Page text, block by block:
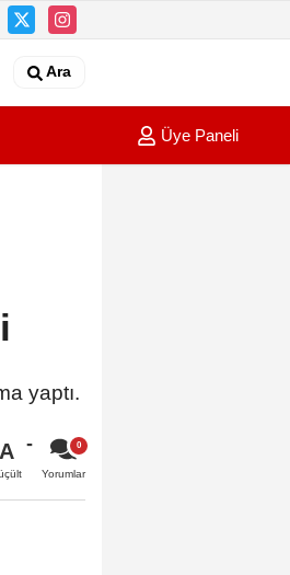
Ara
16:02
Üye Paneli
yaptı.
A
Yorumlar